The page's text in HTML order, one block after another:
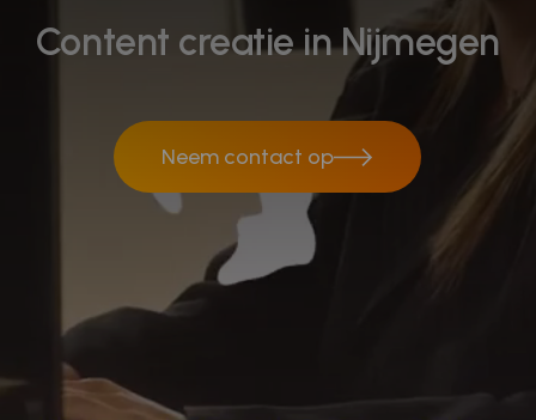
Content creatie in Nijmegen
Neem contact op